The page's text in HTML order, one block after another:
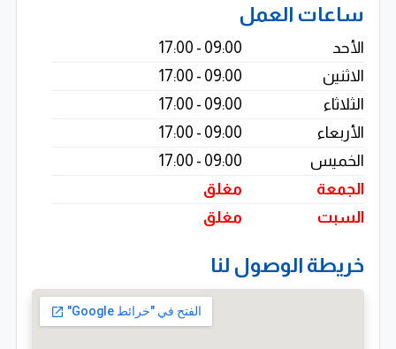
تنفيذ العديد من المشروعات الرقمية بكفاءة عالية، مع الالتزام
بالمواعيد وتقديم حلول تقنية تساعد العملاء على تعزيز
حضورهم الرقمي بثقة واستدامة.
ساعات العمل
الأحد
09:00 - 17:00
الاثنين
09:00 - 17:00
الثلاثاء
09:00 - 17:00
الأربعاء
09:00 - 17:00
الخميس
09:00 - 17:00
الجمعة
مغلق
السبت
مغلق
خريطة الوصول لنا